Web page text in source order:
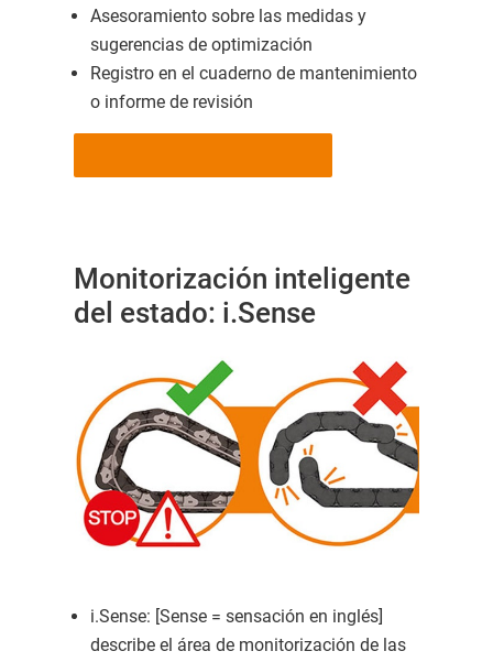
Asesoramiento sobre las medidas y
sugerencias de optimización
Registro en el cuaderno de mantenimiento
o informe de revisión
Monitorización inteligente
del estado: i.Sense
i.Sense: [Sense = sensación en inglés]
describe el área de monitorización de las